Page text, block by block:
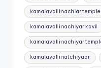
kamalavalli nachiar temple
kamalavalli nachiyar kovil
kamalavalli nachiyar
kamalavalli natchiyaar